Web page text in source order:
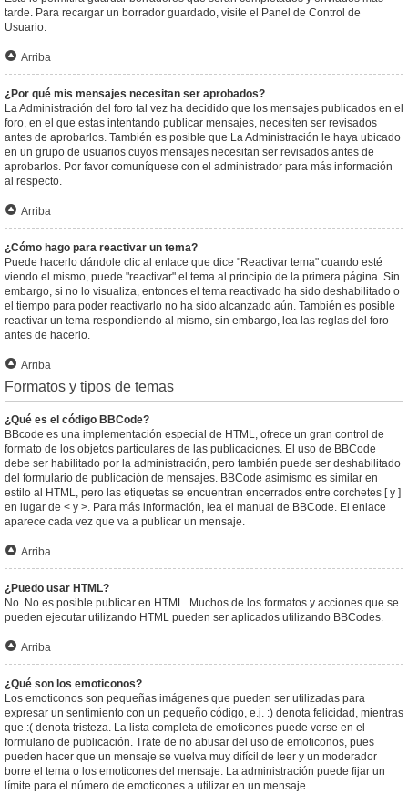
tarde. Para recargar un borrador guardado, visite el Panel de Control de
Usuario.
Arriba
¿Por qué mis mensajes necesitan ser aprobados?
La Administración del foro tal vez ha decidido que los mensajes publicados en el
foro, en el que estas intentando publicar mensajes, necesiten ser revisados
antes de aprobarlos. También es posible que La Administración le haya ubicado
en un grupo de usuarios cuyos mensajes necesitan ser revisados antes de
aprobarlos. Por favor comuníquese con el administrador para más información
al respecto.
Arriba
¿Cómo hago para reactivar un tema?
Puede hacerlo dándole clic al enlace que dice "Reactivar tema" cuando esté
viendo el mismo, puede "reactivar" el tema al principio de la primera página. Sin
embargo, si no lo visualiza, entonces el tema reactivado ha sido deshabilitado o
el tiempo para poder reactivarlo no ha sido alcanzado aún. También es posible
reactivar un tema respondiendo al mismo, sin embargo, lea las reglas del foro
antes de hacerlo.
Arriba
Formatos y tipos de temas
¿Qué es el código BBCode?
BBcode es una implementación especial de HTML, ofrece un gran control de
formato de los objetos particulares de las publicaciones. El uso de BBCode
debe ser habilitado por la administración, pero también puede ser deshabilitado
del formulario de publicación de mensajes. BBCode asimismo es similar en
estilo al HTML, pero las etiquetas se encuentran encerrados entre corchetes [ y ]
en lugar de < y >. Para más información, lea el manual de BBCode. El enlace
aparece cada vez que va a publicar un mensaje.
Arriba
¿Puedo usar HTML?
No. No es posible publicar en HTML. Muchos de los formatos y acciones que se
pueden ejecutar utilizando HTML pueden ser aplicados utilizando BBCodes.
Arriba
¿Qué son los emoticonos?
Los emoticonos son pequeñas imágenes que pueden ser utilizadas para
expresar un sentimiento con un pequeño código, e.j. :) denota felicidad, mientras
que :( denota tristeza. La lista completa de emoticones puede verse en el
formulario de publicación. Trate de no abusar del uso de emoticonos, pues
pueden hacer que un mensaje se vuelva muy difícil de leer y un moderador
borre el tema o los emoticones del mensaje. La administración puede fijar un
límite para el número de emoticones a utilizar en un mensaje.